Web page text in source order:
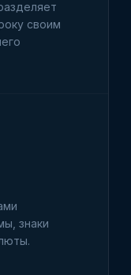
своим
знаки